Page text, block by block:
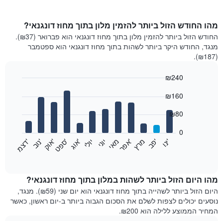
מהו החודש הזול ביותר להזמין מלון בתוך מחוז דונגנאי?
החודש הזול ביותר להזמין מלון בתוך מחוז דונגנאי הוא פברואר (₪37).
מנגד, החודש היקר ביותר לשהות בתוך מחוז דונגנאי הוא ספטמבר
(₪187).
מחיר
הממוצע
של
חדר
בכל
י
נ
ו
' פ
ב​​​​​​​
' מרץא
פ
ר
' מאי יוני יולי א
ו
ג
' ס
פ
ט
' א
ו
ק
' נ
ו
ב
' ד
צ
מ
'
0
₪80
₪160
₪240
מהו היום הזול ביותר לשהות במלון בתוך מחוז דונגנאי?
היום הזול ביותר לשהייה בתוך מחוז דונגנאי הוא יום שני (₪59). מנגד,
נוסעים יכולים לצפות לשלם את הסכום הגבוה ביותר ב-יום ראשון, כאשר
המחיר הממוצע ללילה הוא ₪200.